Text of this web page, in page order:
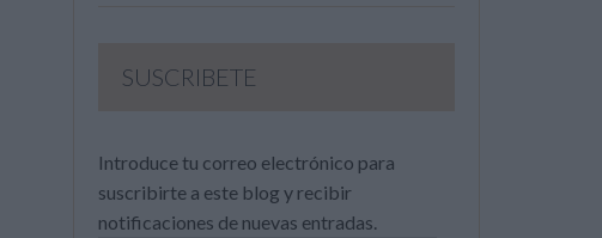
SUSCRIBETE
Introduce tu correo electrónico para
suscribirte a este blog y recibir
notificaciones de nuevas entradas.